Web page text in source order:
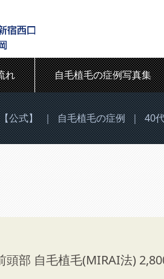
れ 自毛植毛の症例写真集
公式】｜自毛植毛の症例｜40
頭部 自毛植毛(MIRAI法)